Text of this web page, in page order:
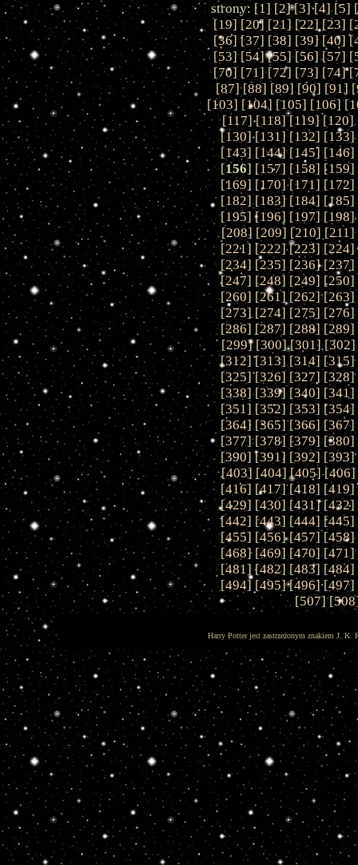
strony: [1] [2] [3] [4] [5] [
[19] [20] [21] [22] [23] [
[36] [37] [38] [39] [40] [
[53] [54] [55] [56] [57] [
[70] [71] [72] [73] [74] [
[87] [88] [89] [90] [91] [
[103] [104] [105] [106] [
[117] [118] [119] [120]
[130] [131] [132] [133]
[143] [144] [145] [146]
[156] [157] [158] [159]
[169] [170] [171] [172]
[182] [183] [184] [185]
[195] [196] [197] [198]
[208] [209] [210] [211]
[221] [222] [223] [224]
[234] [235] [236] [237]
[247] [248] [249] [250]
[260] [261] [262] [263]
[273] [274] [275] [276]
[286] [287] [288] [289]
[299] [300] [301] [302]
[312] [313] [314] [315]
[325] [326] [327] [328]
[338] [339] [340] [341]
[351] [352] [353] [354]
[364] [365] [366] [367]
[377] [378] [379] [380]
[390] [391] [392] [393]
[403] [404] [405] [406]
[416] [417] [418] [419]
[429] [430] [431] [432]
[442] [443] [444] [445]
[455] [456] [457] [458]
[468] [469] [470] [471]
[481] [482] [483] [484]
[494] [495] [496] [497]
[507] [508
Harry Potter jest zastrzeżonym znakiem J. K.